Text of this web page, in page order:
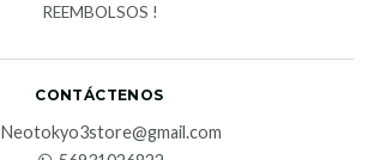
REEMBOLSOS !
CONTÁCTENOS
Neotokyo3store@gmail.com